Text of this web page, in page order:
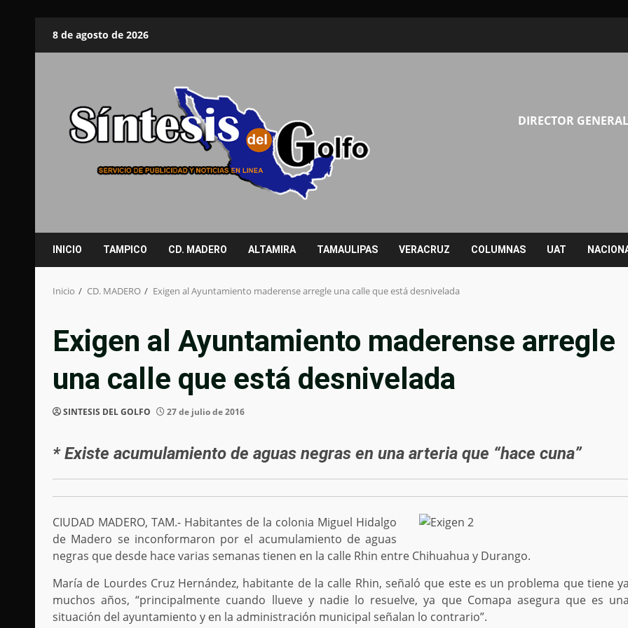
8 de agosto de 2026
DIRECTOR
INICIO TAMPICO CD. MADERO ALTAMIRA TAMAULIPAS VERACRUZ COLUMNAS UAT
Inicio CD. MADERO Exigen al Ayuntamiento maderense arregle una calle que está desnivelada
Exigen al Ayuntamiento maderense arregle
una calle que está desnivelada
SINTESIS DEL GOLFO 27 de julio de 2016
* Existe acumulamiento de aguas negras en una arteria que “hace cuna”
CIUDAD MADERO, TAM.- Habitantes de la colonia Miguel Hidalgo
de Madero se inconformaron por el acumulamiento de aguas
negras que desde hace varias semanas tienen en la calle Rhin entre Chihuahua y Durango.
María de Lourdes Cruz Hernández, habitante de la calle Rhin, señaló que este es un problema que tiene
muchos años, “principalmente cuando llueve y nadie lo resuelve, ya que Comapa asegura que es
situación del ayuntamiento y en la administración municipal señalan lo contrario”.